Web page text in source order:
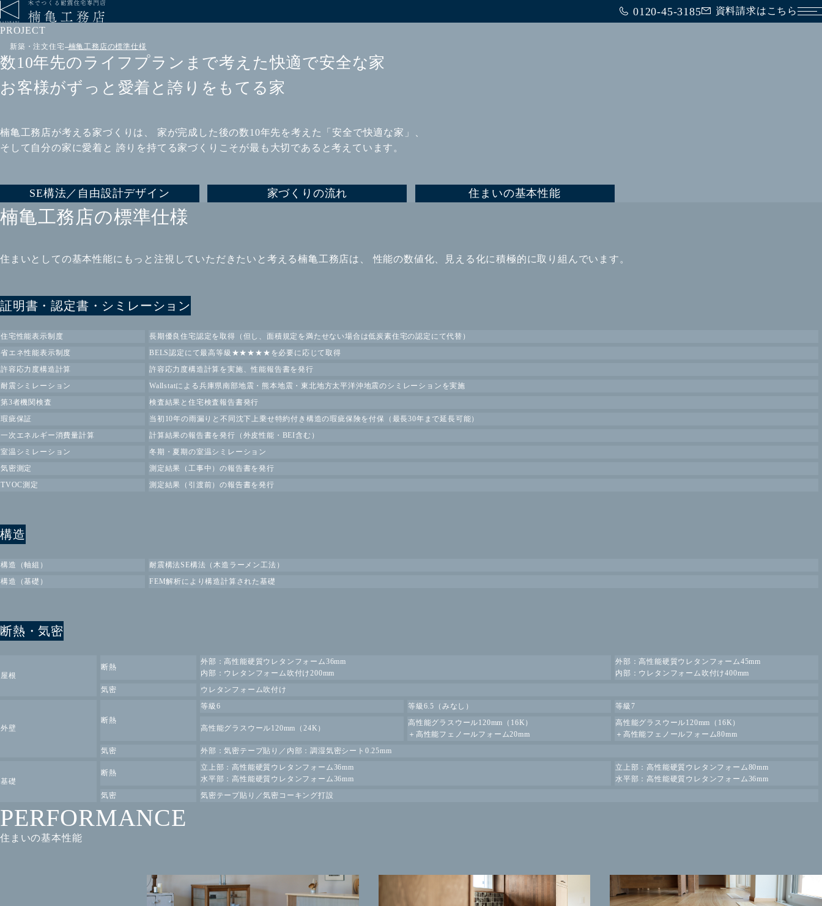
0120-45-3185 資料請求はこちら メ
PROJECT
新築・注文住宅 楠亀工務店の標準仕様
数10年先のライフプランまで考えた快適で安全な家
お客様がずっと 愛着と誇りをもてる家
楠亀工務店が考える家づくりは、 家が完成した後の数10年先を考えた「安全で快適な家」、
そして自分の家に愛着と 誇りを持てる家づくりこそが最も大切であると考えています。
SE構法／自由設計デザイン 家づくりの流れ 住まいの基本性能
楠亀工務店の標準仕様
住まいとしての基本性能にもっと注視していただきたいと考える楠亀工務店は、 性能の数値化、見える化に積極的に取り組んでいます。
証明書・認定書・シミレーション
住宅性能表示制度
長期優良住宅認定を取得（但し、面積規定を満たせない場合は低炭素住宅の認定にて代替）
省エネ性能表示制度
BELS認定にて最高等級★★★★★を必要に応じて取得
許容応力度構造計算
許容応力度構造計算を実施、性能報告書を発行
耐震シミレーション
Wallstatによる兵庫県南部地震・熊本地震・東北地方太平洋沖地震のシミレーションを実施
第3者機関検査
検査結果と住宅検査報告書発行
瑕疵保証
当初10年の雨漏りと不同沈下上乗せ特約付き構造の瑕疵保険を付保
（最長30年まで延長可能）
一次エネルギー消費量計算
計算結果の報告書を発行 （外皮性能・BEI含む）
室温シミレーション
冬期・夏期の室温シミレーション
気密測定
測定結果 （工事中）の報告書を発行
TVOC測定
測定結果 （引渡前）の報告書を発行
構造
構造（軸組） 耐震構法SE構法
（木造ラーメン工法）
構造（基礎）
FEM解析により構造計算された基礎
断熱・気密
屋根
断熱
外部：高性能硬質ウレタンフォーム36mm
内部：ウレタンフォーム吹付け200mm
外部：高性能硬質ウレタンフォーム45mm
内部：ウレタンフォーム吹付け400mm
気密
ウレタンフォーム吹付け
外壁
断熱
等級6 等級6.5 （みなし） 等級7
高性能グラスウール120mm（24K）
高性能グラスウール120mm（16K）
＋高性能フェノールフォーム20mm
高性能グラスウール120mm（16K）
＋高性能フェノールフォーム80mm
気密
外部：気密テープ貼り／内部：調湿気密シート0.25mm
基礎
断熱
立上部：高性能硬質ウレタンフォーム36mm
水平部：高性能硬質ウレタンフォーム36mm
立上部：高性能硬質ウレタンフォーム80mm
水平部：高性能硬質ウレタンフォーム36mm
気密
気密テープ貼り／気密コーキング打設
住まいの基本性能
PERFORMANCE